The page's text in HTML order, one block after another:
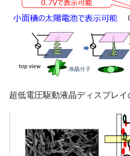
超低電圧駆動液晶ディスプレイ